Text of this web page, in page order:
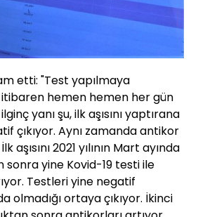
etti: "Test yapılmaya
itibaren hemen hemen her gün
yanı şu, ilk aşısını yaptırana
çıkıyor. Aynı zamanda antikor
aşısını 2021 yılının Mart ayında
sonra yine Kovid-19 testi ile
Testleri yine negatif
olmadığı ortaya çıkıyor. İkinci